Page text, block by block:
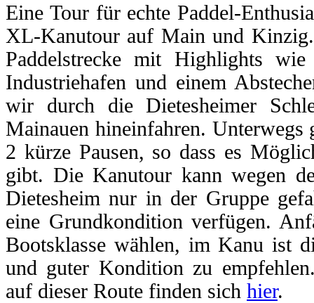
Eine Tour für echte Paddel-
XL-Kanutour auf Main und Kinzig.
Paddelstrecke mit Highlights
Industriehafen und einem
wir durch die Dietesheimer
Mainauen hineinfahren. Unterwegs
2 kürze Pausen, so dass es
gibt. Die Kanutour kann wegen
Dietesheim nur in der Gruppe
eine Grundkondition verfügen.
Bootsklasse wählen, im Kanu ist
und guter Kondition zu
auf dieser Route finden sich hier.